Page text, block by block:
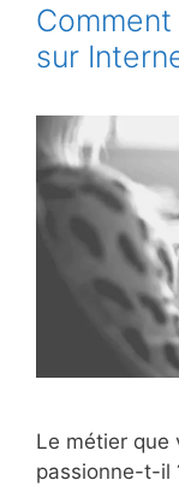
sur
Le métier que
passionne-t-il